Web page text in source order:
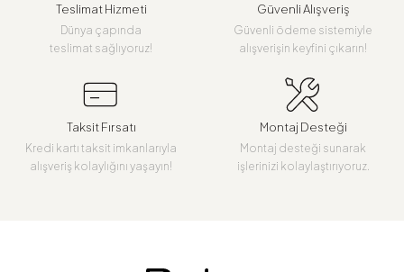
Teslimat Hizmeti
Dünya çapında
teslimat sağlıyoruz!
Güvenli Alışveriş
Güvenli ödeme sistemiyle
alışverişin keyfini çıkarın!
Taksit Fırsatı
Kredi kartı taksit imkanlarıyla
alışveriş kolaylığını yaşayın!
Montaj Desteği
Montaj desteği sunarak
işlerinizi kolaylaştırıyoruz.